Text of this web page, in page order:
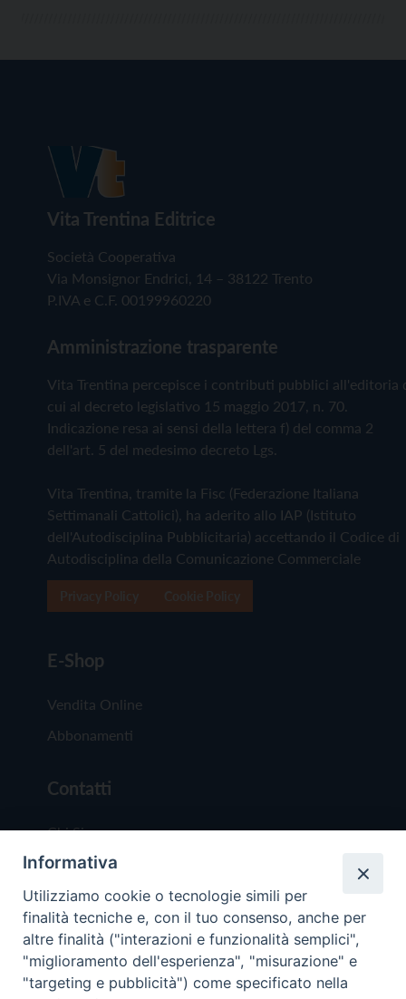
Vita Trentina Editrice
Società Cooperativa
Via Monsignor Endrici, 14 – 38122 Trento
P.IVA e C.F. 00199960220
Amministrazione trasparente
Vita Trentina percepisce i contributi pubblici all'editoria
cui al decreto legislativo 15 maggio 2017, n. 70.
Indicazione resa ai sensi della lettera f) del comma 2
dell'art. 5 del medesimo decreto Lgs.
Vita Trentina, tramite la Fisc (Federazione Italiana
Settimanali Cattolici), ha aderito allo IAP (Istituto
dell'Autodisciplina Pubblicitaria) accettando il Codice di
Autodisciplina della Comunicazione Commerciale
E-Shop
Vendita Online
Abbonamenti
Contatti
Chi Siamo
Redazione
Scrivici
Informativa
Utilizziamo cookie o tecnologie simili per
finalità tecniche e, con il tuo consenso, anche per
altre finalità ("interazioni e funzionalità semplici",
"miglioramento dell'esperienza", "misurazione" e
"targeting e pubblicità") come specificato nella